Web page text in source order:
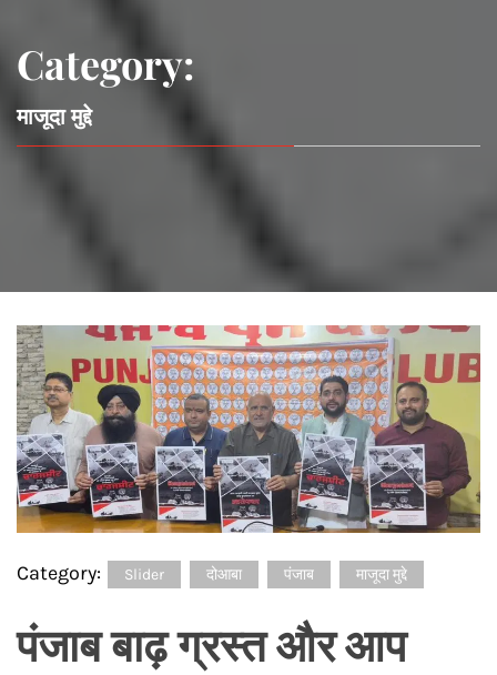
Category:
माजूदा मुद्दे
Category: Slider दोआबा पंजाब माजूदा मुद्दे
पंजाब बाढ़ ग्रस्त और आप